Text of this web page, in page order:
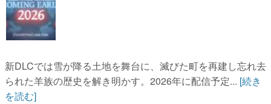
電ファミニコゲーマーとは？
運営：株式会社マレ
新DLCでは雪が降る土地を舞台に、滅びた町を再建し忘れ去
られた羊族の歴史を解き明かす。2026年に配信予定... [続き
を読む]